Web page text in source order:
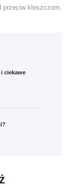
przeciw kleszczom,
ciekawe